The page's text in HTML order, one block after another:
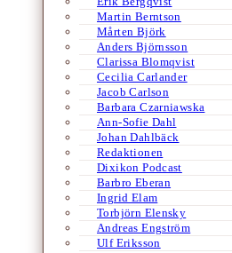
Martin Berntson
Mårten Björk
Anders Björnsson
Clarissa Blomqvist
Cecilia Carlander
Jacob Carlson
Barbara Czarniawska
Ann-Sofie Dahl
Johan Dahlbäck
Redaktionen
Dixikon Podcast
Barbro Eberan
Ingrid Elam
Torbjörn Elensky
Andreas Engström
Ulf Eriksson